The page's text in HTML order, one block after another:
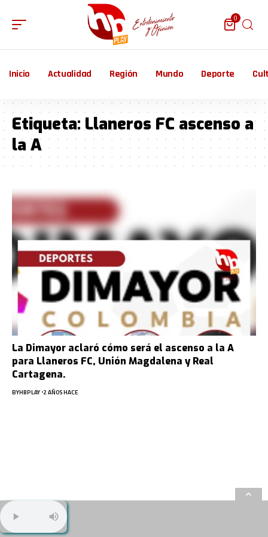
0
Inicio Actualidad Región Mundo Deporte
Etiqueta:Llaneros FC ascenso a
la A
La Dimayor aclaró cómo será el ascenso a la A
para Llaneros FC, Unión Magdalena y Real
Cartagena.
BYHBPLAY 2 AÑOS HACE